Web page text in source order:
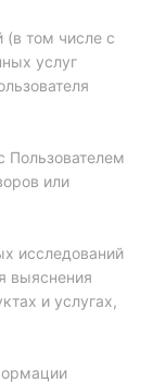
(в том числе с
услуг
Пользователем
или
исследований
выяснения
и услугах,